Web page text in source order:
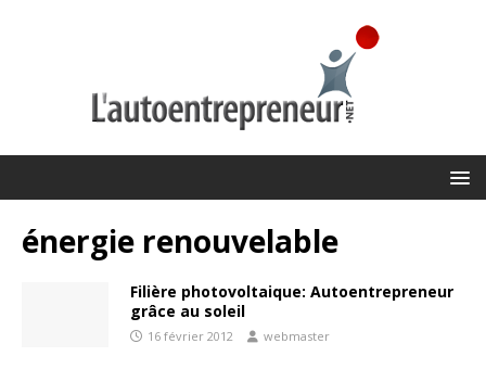
énergie renouvelable
Filière photovoltaique: Autoentrepreneur
grâce au soleil
16 février 2012 webmaster